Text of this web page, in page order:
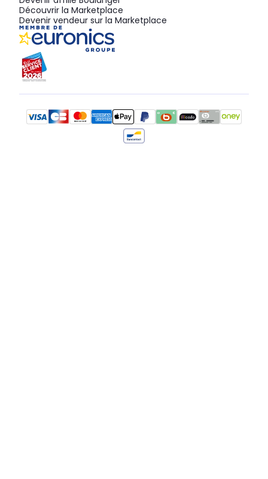
Découvrir la Marketplace
Devenir vendeur sur la Marketplace